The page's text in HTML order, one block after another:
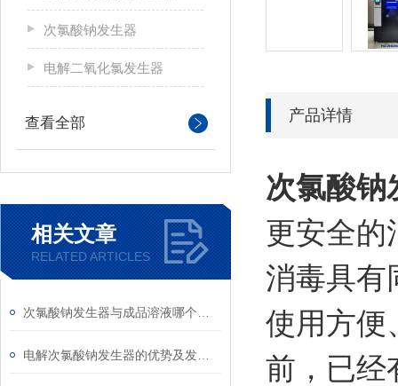
次氯酸钠发生器
电解二氧化氯发生器
查看全部
相关文章
RELATED ARTICLES
产品详情
次氯酸钠
更安全的
消毒具有
使用方便
前，已经